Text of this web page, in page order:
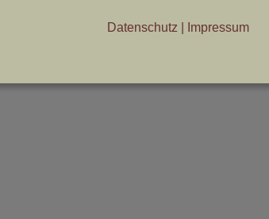
Datenschutz Impressum